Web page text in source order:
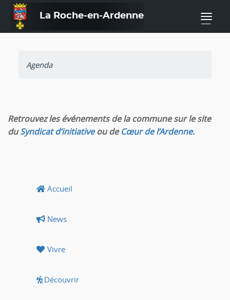
La Roche-en-Ardenne —
Agenda
Retrouvez les événements de la commune sur le site
duSyndicat d’initiativeou deCœur de l’Ardenne.
Accueil
News
Vivre
Découvrir